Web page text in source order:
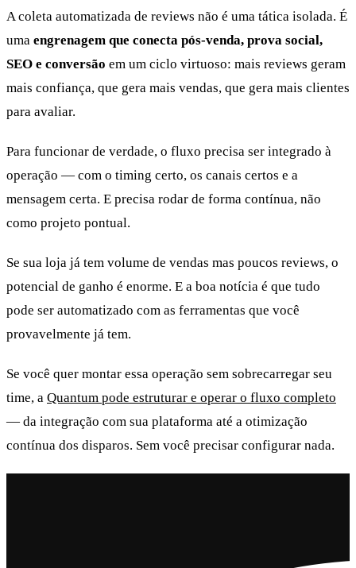
A coleta automatizada de reviews não é uma tática isolada. É
uma engrenagem que conecta pós-venda, prova social,
SEO e conversão em um ciclo virtuoso: mais reviews geram
mais confiança, que gera mais vendas, que gera mais clientes
para avaliar.
Para funcionar de verdade, o fluxo precisa ser integrado à
operação — com o timing certo, os canais certos e a
mensagem certa. E precisa rodar de forma contínua, não
como projeto pontual.
Se sua loja já tem volume de vendas mas poucos reviews, o
potencial de ganho é enorme. E a boa notícia é que tudo
pode ser automatizado com as ferramentas que você
provavelmente já tem.
Se você quer montar essa operação sem sobrecarregar seu
time, a Quantum pode estruturar e operar o fluxo completo
— da integração com sua plataforma até a otimização
contínua dos disparos. Sem você precisar configurar nada.